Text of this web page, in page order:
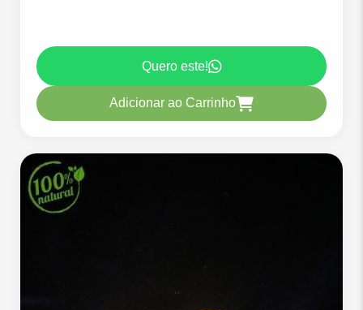
Quero este!
Adicionar ao Carrinho